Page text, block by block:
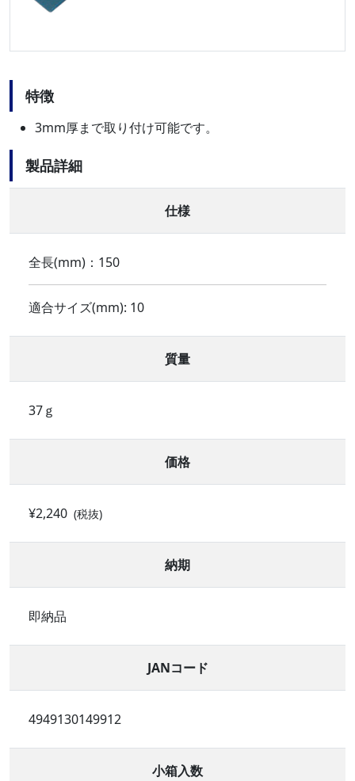
特徴
3mm厚まで取り付け可能です。
製品詳細
仕様
全長(mm)：150
適合サイズ(mm): 10
質量
37ｇ
価格
¥2,240 (税抜)
納期
即納品
JANコード
4949130149912
小箱入数